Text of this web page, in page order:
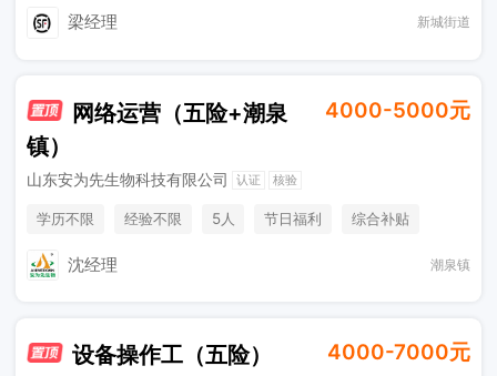
梁经理 新城街道
网络运营（五险+潮泉
镇）
4000-5000元
山东安为先生物科技有限公司 认证 核验
学历不限 经验不限 5人 节日福利
综合补贴
沈经理 潮泉镇
设备操作工（五险） 4000-7000元